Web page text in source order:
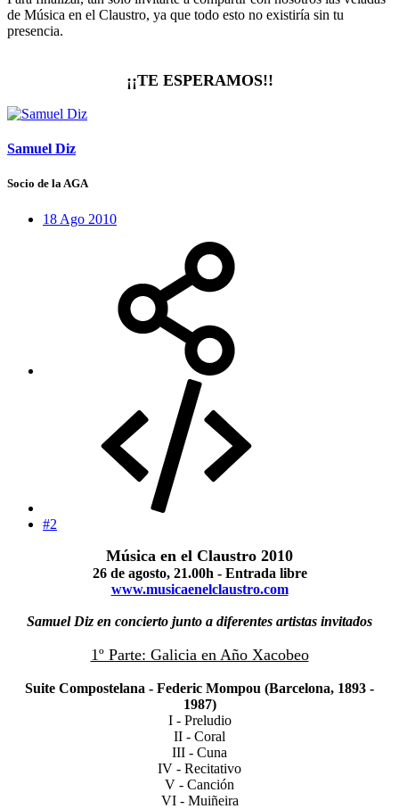
de Música en el Claustro, ya que todo esto no existiría sin tu
presencia.
¡¡TE ESPERAMOS!!​
Samuel Diz
Socio de la AGA
18 Ago 2010
#2
Música en el Claustro 2010
26 de agosto, 21.00h - Entrada libre
www.musicaenelclaustro.com
Samuel Diz en concierto junto a diferentes artistas invitados
1º Parte: Galicia en Año Xacobeo
Suite Compostelana - Federic Mompou (Barcelona, 1893 -
1987)
I - Preludio
II - Coral
III - Cuna
IV - Recitativo
V - Canción
VI - Muiñeira